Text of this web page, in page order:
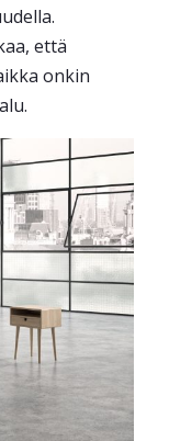
että
onkin